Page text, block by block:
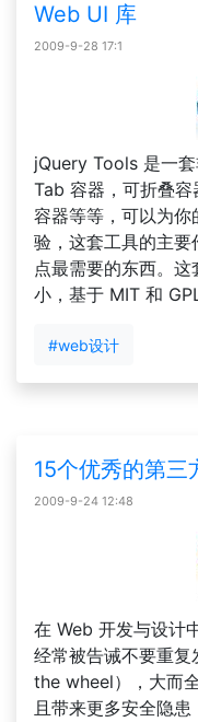
Web UI 库
2009-9-28 17:1
jQuery Tools 是一
Tab 容器，可折叠
容器等等，可以为
验，这套工具的主
点最需要的东西。
小，基于 MIT 和
#web设计
15个优秀的第
2009-9-24 12:48
在 Web 开发与设计
经常被告诫不要重
the wheel），大而
且带来更多安全隐